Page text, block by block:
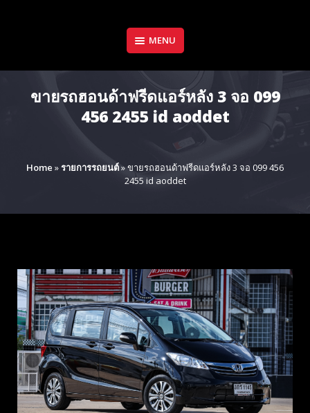
MENU
ขายรถฮอนด้าฟรีดแอร์หลัง 3 จอ 099
456 2455 id aoddet
Home »รายการรถยนต์»ขายรถฮอนด้าฟรีดแอร์หลัง 3 จอ 099 456
2455 id aoddet